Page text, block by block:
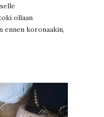
ollaan
ennen koronaakin,